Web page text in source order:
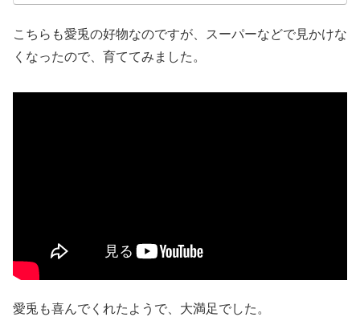
こちらも愛兎の好物なのですが、スーパーなどで見かけな
くなったので、育ててみました。
愛兎も喜んでくれたようで、大満足でした。